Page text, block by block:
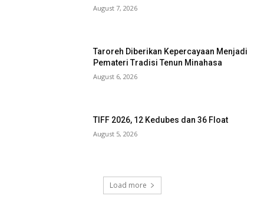
August 7, 2026
Taroreh Diberikan Kepercayaan Menjadi
Pemateri Tradisi Tenun Minahasa
August 6, 2026
TIFF 2026, 12 Kedubes dan 36 Float
August 5, 2026
Load more